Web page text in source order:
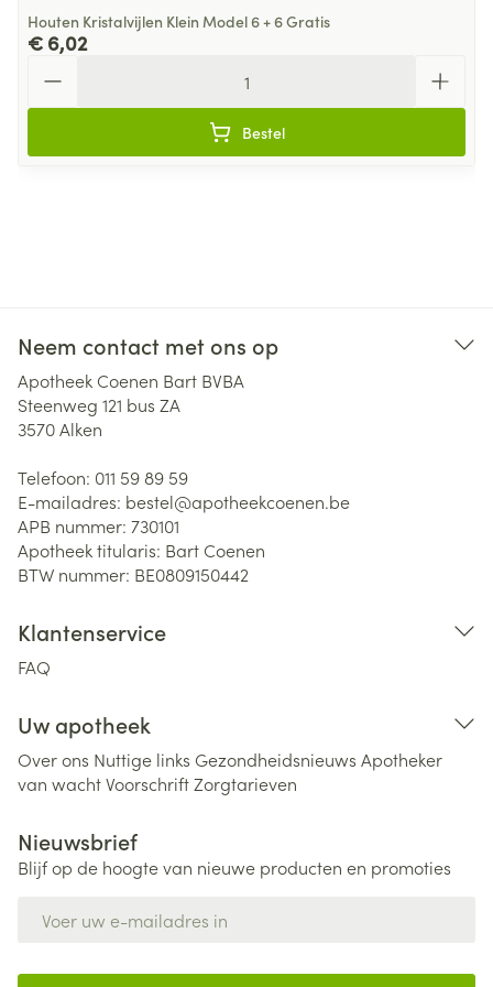
Houten Kristalvijlen Klein Model 6 + 6 Gratis
€ 6,02
Bestel
Neem contact met ons op
Apotheek Coenen Bart BVBA
Steenweg 121 bus ZA
3570Alken
Telefoon: 011 59 89 59
E-mailadres: bestel@apotheekcoenen.be
APB nummer: 730101
Apotheek titularis: Bart Coenen
BTW nummer: BE0809150442
Klantenservice
FAQ
Uw apotheek
Over ons Nuttige links Gezondheidsnieuws Apotheker
van wachtVoorschriftZorgtarieven
Nieuwsbrief
Blijf op de hoogte van nieuwe producten en promoties